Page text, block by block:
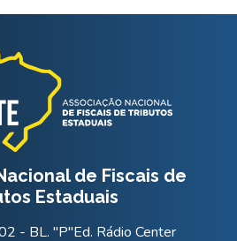
de Fiscais de
Estaduais
- BL. "P"Ed. Rádio Center